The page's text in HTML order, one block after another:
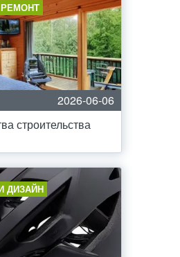
2026-06-06
строительства
ДИЗАЙН